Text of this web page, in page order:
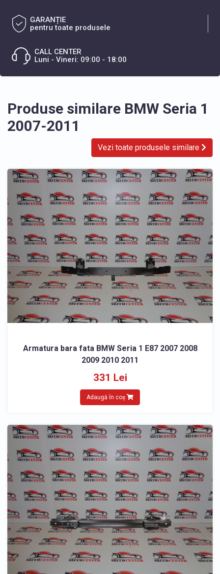
GARANȚIE
pentru toate produsele
CALL CENTER
Luni - Vineri: 09:00 - 18:00
Produse similare BMW Seria 1
2007-2011
Vezi toate produsele similare
Armatura bara fata BMW Seria 1 E87 2007 2008
2009 2010 2011
331 Lei
Adaugă în coș